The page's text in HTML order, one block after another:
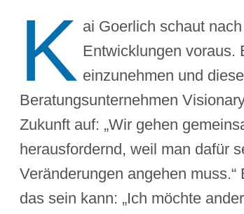
K ai Goerlich schaut
Entwicklungen voraus.
einzunehmen und
Beratungsunternehmen
Zukunft auf: „Wir gehen
herausfordernd, weil man dafür
Veränderungen angehen
das sein kann: „Ich möchte